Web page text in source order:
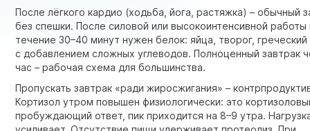
После лёгкого кардио (ходьба, йога, растяжка) – обычный
без спешки. После силовой или высокоинтенсивной работы
течение 30–40 минут нужен белок: яйца, творог, греческий
с добавлением сложных углеводов. Полноценный завтрак
час – рабочая схема для большинства.
Пропускать завтрак «ради жиросжигания» –
Кортизол утром повышен физиологически: это
пробуждающий ответ, пик приходится на 8–9 утра.